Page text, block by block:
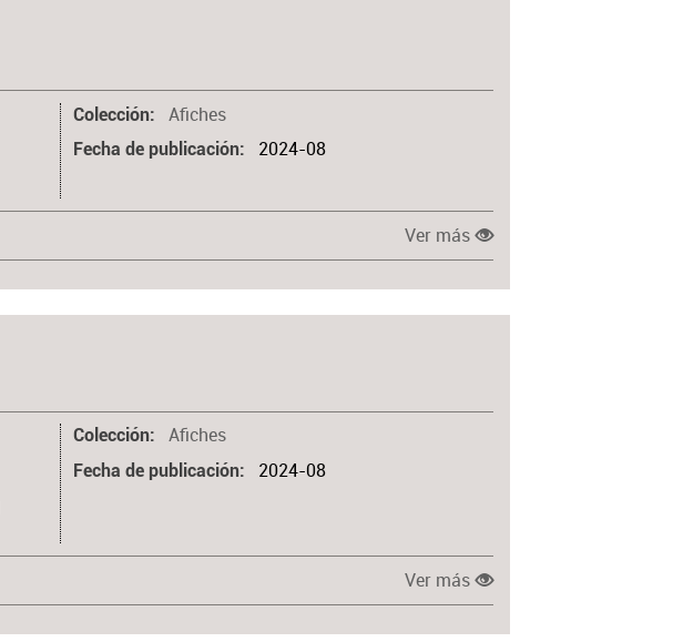
Colección Afiches
Fecha de publicación 2024-08
Ver más
Colección Afiches
Fecha de publicación 2024-08
Ver más